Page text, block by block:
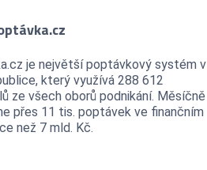
je největší poptávkový systém v
který využívá 288 612
ze všech oborů podnikání. Měsíčně
přes 11 tis. poptávek ve finančním
než 7 mld. Kč.